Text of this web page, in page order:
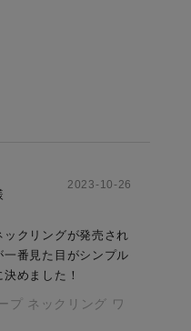
2023-10-26
クリングが発売され
番見た目がシンプル
めました！
プ ネックリング ワ